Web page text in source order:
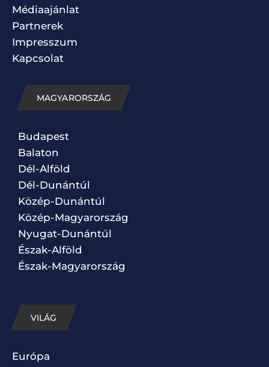
Médiaajánlat
Partnerek
Impresszum
Kapcsolat
MAGYARORSZÁG
Budapest
Balaton
Dél-Alföld
Dél-Dunántúl
Közép-Dunántúl
Közép-Magyarország
Nyugat-Dunántúl
Észak-Alföld
Észak-Magyarország
VILÁG
Európa